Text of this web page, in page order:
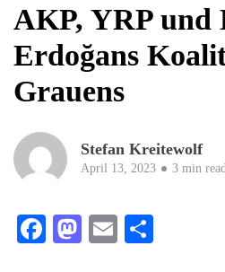
AKP, YRP und
Erdoğans
Grauens
Stefan Kreitewolf
April 13, 2023 3 min read
Facebook
Mastodon
Email